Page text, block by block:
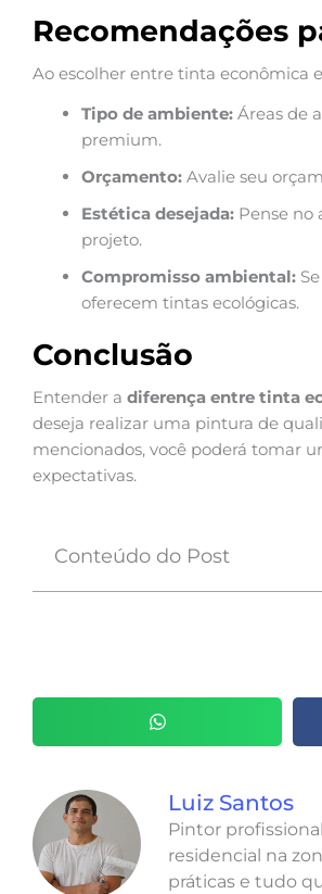
Recomendações
Ao escolher entre tinta econômica
Tipo de ambiente: Áreas de
premium.
Orçamento: Avalie seu
Estética desejada: Pense no
projeto.
Compromisso ambiental:
oferecem tintas ecológicas.
Conclusão
Entender a diferença entre tinta
deseja realizar uma pintura de
mencionados, você poderá tomar
expectativas.
Conteúdo do Post
Luiz Santos
Pintor
residencial na
práticas e tudo